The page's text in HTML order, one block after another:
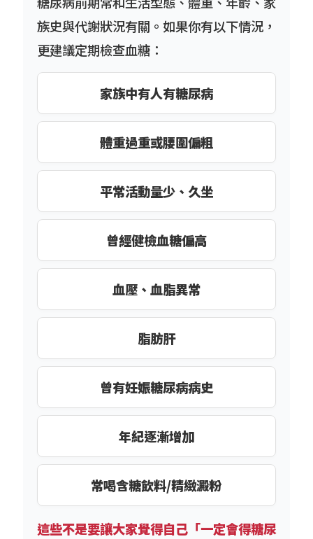
族史與代謝狀況有關。如果你有以下情況，
更建議定期檢查血糖：
家族中有人有糖尿病
體重過重或腰圍偏粗
平常活動量少、久坐
曾經健檢血糖偏高
血壓、血脂異常
脂肪肝
曾有妊娠糖尿病病史
年紀逐漸增加
常喝含糖飲料/精緻澱粉
這些不是要讓大家覺得自己「一定會得糖尿